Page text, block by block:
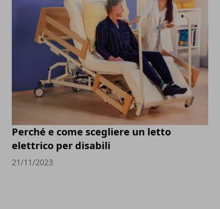
Perché e come scegliere un letto
elettrico per disabili
21/11/2023